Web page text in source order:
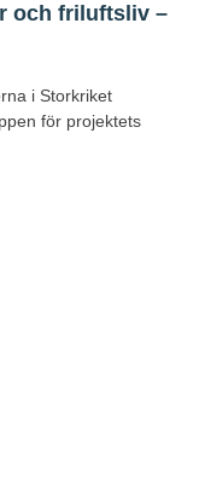
och friluftsliv –
i Storkriket
för projektets